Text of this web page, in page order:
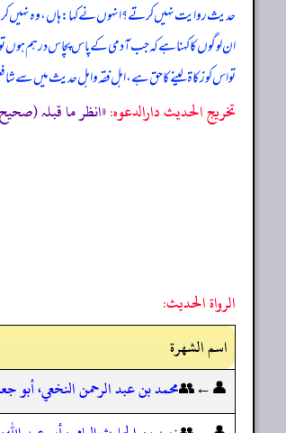
حدیث روایت نہیں کرتے؟ انہوں نے کہا: ہاں، وہ نہیں
ان لوگوں کا کہنا ہے کہ جب آدمی کے پاس پچاس درہم ہوں
تو اس کو زکاۃ لینے کا حق ہے، اہل فقہ و اہل حدیث میں سے
تخریج الحدیث دارالدعوہ:«انظر ما قبلہ
الرواة الحديث:
اسم الشهرة
👤←👥محمد بن عبد الرحمن النخعي، أبو